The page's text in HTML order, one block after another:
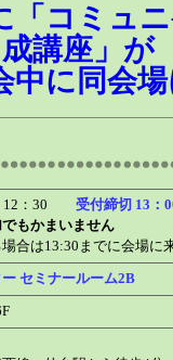
「コミュ
成講座」が
中に同会
12：30 受付締切 13：
もかまいません
場合は13:30までに会場
セミナールーム2B